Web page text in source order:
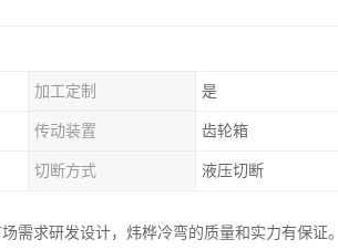
加工定制 是
传动装置 齿轮箱
切断方式 液压切断
需求研发设计，炜桦冷弯的质量和实力有保证。